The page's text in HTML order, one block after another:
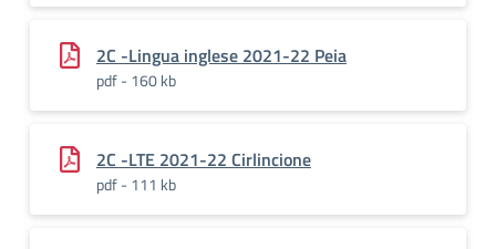
2C -Lingua inglese 2021-22 Peia
pdf - 160 kb
2C -LTE 2021-22 Cirlincione
pdf - 111 kb